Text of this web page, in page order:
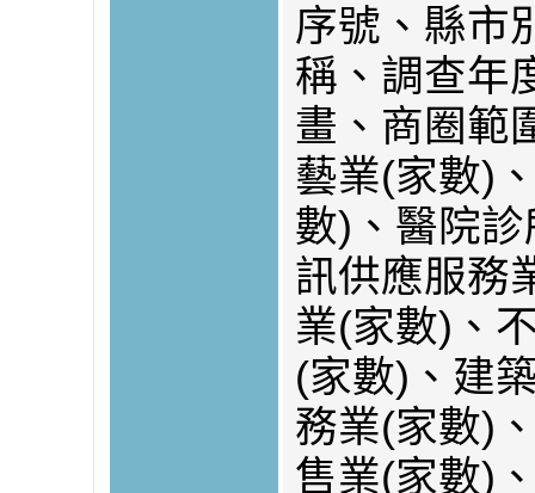
序號、縣市
稱、調查年
畫、商圈範
藝業(家數)
數)、醫院
訊供應服務
業(家數)、
(家數)、建
務業(家數)
售業(家數)